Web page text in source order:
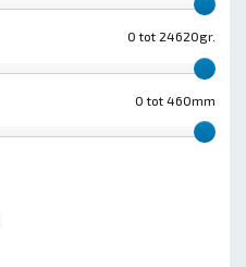
0 tot 24620gr.
0 tot 460mm